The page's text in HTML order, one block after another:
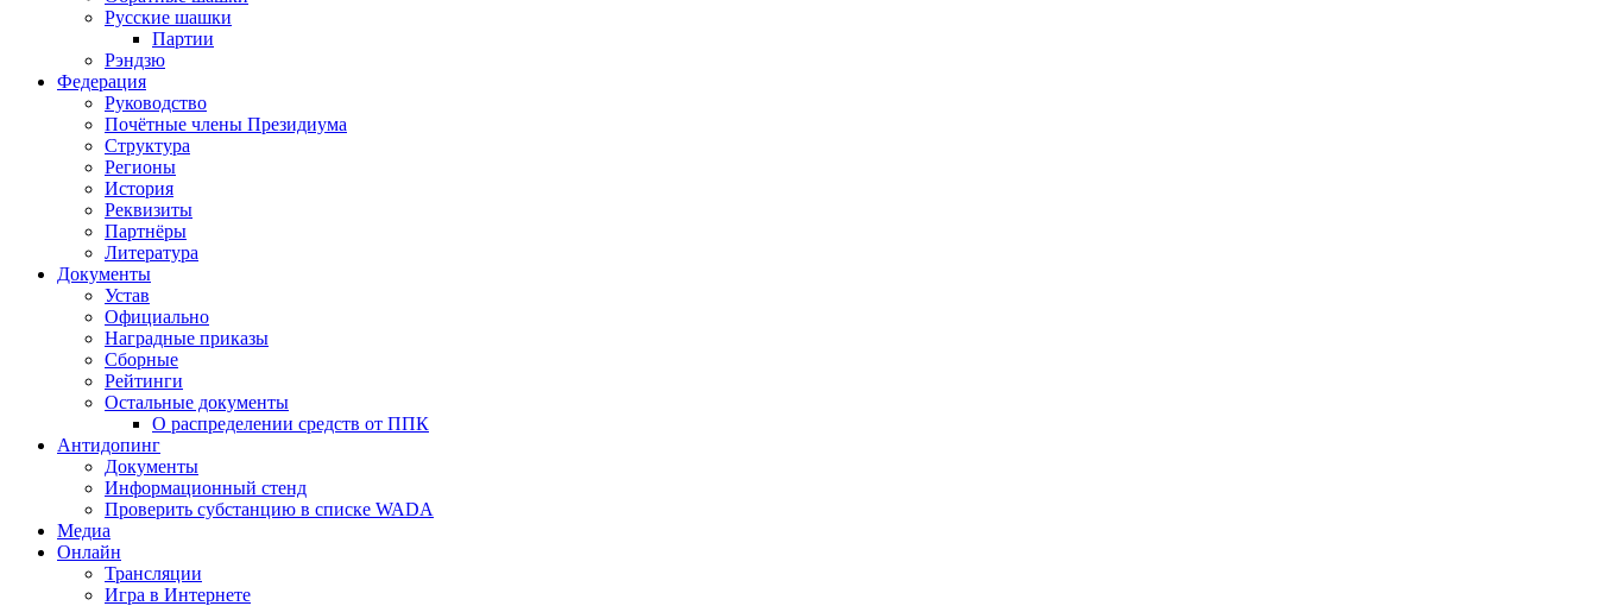
Русские шашки
Партии
Рэндзю
Федерация
Руководство
Почётные члены Президиума
Структура
Регионы
История
Реквизиты
Партнёры
Литература
Документы
Устав
Официально
Наградные приказы
Сборные
Рейтинги
Остальные документы
О распределении средств от ППК
Антидопинг
Документы
Информационный стенд
Проверить субстанцию в списке WADA
Медиа
Онлайн
Трансляции
Игра в Интернете